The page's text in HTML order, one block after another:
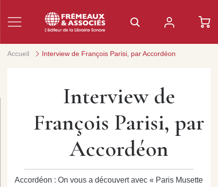
Accueil Interview de François Parisi, par Accordéon
Interview de
François Parisi, par
Accordéon
Accordéon : On vous a découvert avec « Paris Musette